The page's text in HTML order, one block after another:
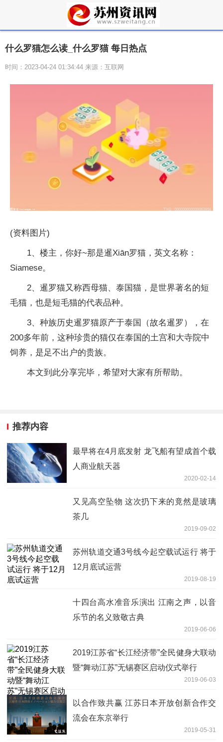
什么罗猫怎么读_什么罗猫 每日热点
时间：2023-04-24 01:34:44 来源：互联网
(资料图片)
1、楼主，你好~那是暹Xiān罗猫，英文名称：
Siamese。
2、暹罗猫又称西母猫、泰国猫，是世界著名的短
毛猫，也是短毛猫的代表品种。
3、种族历史暹罗猫原产于泰国（故名暹罗），在
200多年前，这种珍贵的猫仅在泰国的土宫和大寺院中
饲养，是足不出户的贵族。
本文到此分享完毕，希望对大家有所帮助。
推荐内容
最早将在4月底发射 龙飞船有望成首个载
人商业航天器
2020-02-14
又见高空坠物 这次扔下来的竟然是玻璃
茶几
2019-09-02
苏州轨道交通3号线今起空载试运行 将于
12月底试运营
2019-08-19
十四台高水准音乐演出 江南之声，以音
乐节的名义致敬古典
2019-06-06
2019江苏省“长江经济带”全民健身大联动
暨“舞动江苏”无锡赛区启动仪式举行
2019-06-03
以合作致共赢 江苏日本开放创新合作交
流会在东京举行
2019-05-31